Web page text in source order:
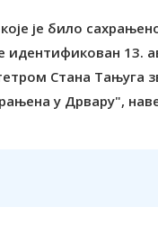
је било
идентификован 13.
Стана Тањуга
у Дрвару",